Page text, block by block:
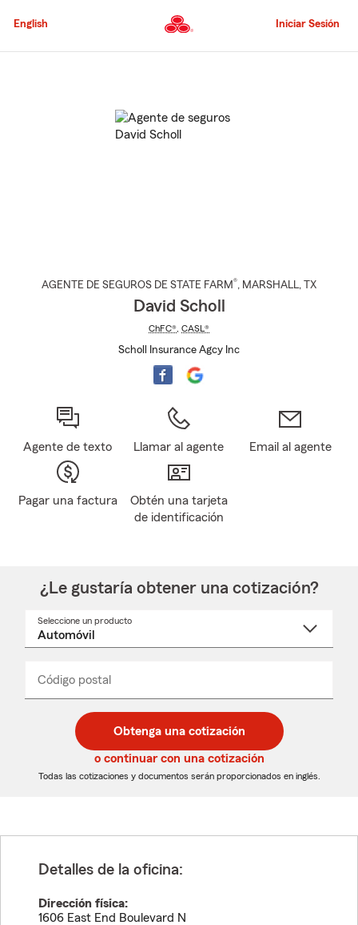
al
principal
English Iniciar Sesión
AGENTE DE SEGUROS DE STATE FARM®, MARSHALL, TX
David Scholl
ChFC® CASL®
Scholl Insurance Agcy Inc
Agente de texto Llamar al agente Email al agente
Pagar una factura
Obtén una tarjeta
de identificación
¿Le gustaría obtener una cotización?
Seleccione un producto
desplegable
Código postal
de
5
dígitos
de
5
dígitos
_____
Obtenga una cotización
o continuar con una cotización
Todas las cotizaciones y documentos serán proporcionados en inglés.
Detalles de la oficina:
Dirección física:
1606 East End Boulevard N